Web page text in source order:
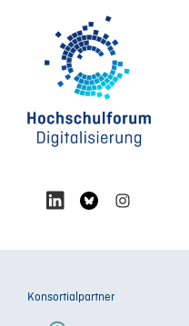
Konsortialpartner